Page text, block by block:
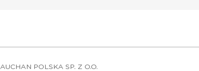
AUCHAN POLSKA SP. Z O.O.